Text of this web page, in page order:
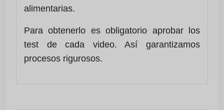
alimentarias.
Para obtenerlo es obligatorio aprobar los
test de cada video. Así garantizamos
procesos rigurosos.